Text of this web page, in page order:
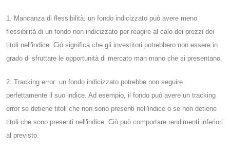
1. Mancanza di flessibilità: un fondo indicizzato può avere meno
flessibilità di un fondo non indicizzato per reagire al calo dei prezzi dei
titoli nell'indice. Ciò significa che gli investitori potrebbero non essere in
grado di sfruttare le opportunità di mercato man mano che si presentano.
2. Tracking error: un fondo indicizzato potrebbe non seguire
perfettamente il suo indice. Ad esempio, il fondo può avere un tracking
error se detiene titoli che non sono presenti nell'indice o se non detiene
titoli che sono presenti nell'indice. Ciò può comportare rendimenti inferiori
al previsto.